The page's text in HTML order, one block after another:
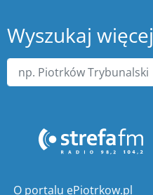
Wyszukaj więcej
O portalu ePiotrkow.pl